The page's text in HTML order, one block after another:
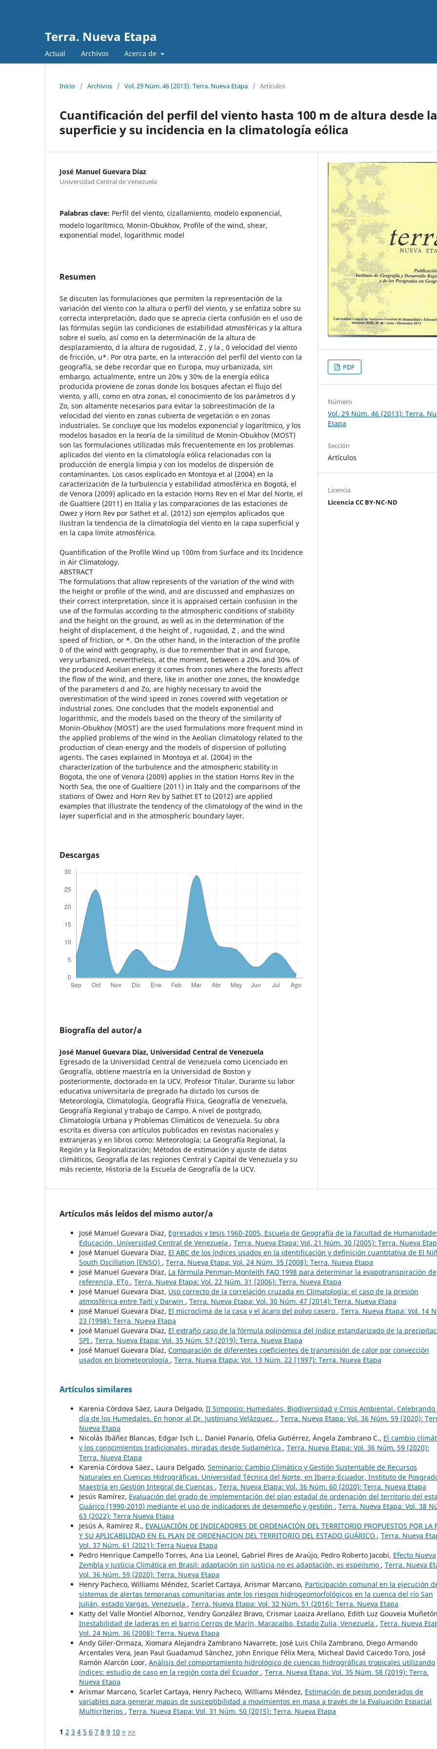
Terra. Nueva Etapa
Actual Archivos Acerca de
Inicio / Archivos / Vol. 29 Núm. 46 (2013): Terra. Nueva Etapa / Artículos
Cuantificación del perfil del viento hasta 100 m de altura desde la
superficie y su incidencia en la climatología eólica
José Manuel Guevara Díaz
Universidad Central de Venezuela
Palabras clave: Perfil del viento, cizallamiento, modelo exponencial,
modelo logarítmico, Monin-Obukhov, Profile of the wind, shear,
exponential model, logarithmic model
Resumen
Se discuten las formulaciones que permiten la representación de la
variación del viento con la altura o perfil del viento, y se enfatiza sobre su
correcta interpretación, dado que se aprecia cierta confusión en el uso de
las fórmulas según las condiciones de estabilidad atmosféricas y la altura
sobre el suelo, así como en la determinación de la altura de
desplazamiento, d la altura de rugosidad, Z , y la , 0 velocidad del viento
de fricción, u*. Por otra parte, en la interacción del perfil del viento con la
geografía, se debe recordar que en Europa, muy urbanizada, sin
embargo, actualmente, entre un 20% y 30% de la energía eólica
producida proviene de zonas donde los bosques afectan el flujo del
viento, y allí, como en otra zonas, el conocimiento de los parámetros d y
Zo, son altamente necesarios para evitar la sobreestimación de la
velocidad del viento en zonas cubierta de vegetación o en zonas
industriales. Se concluye que los modelos exponencial y logarítmico, y los
modelos basados en la teoría de la similitud de Monin-Obukhov (MOST)
son las formulaciones utilizadas más frecuentemente en los problemas
aplicados del viento en la climatología eólica relacionadas con la
producción de energía limpia y con los modelos de dispersión de
contaminantes. Los casos explicado en Montoya et al (2004) en la
caracterización de la turbulencia y estabilidad atmosférica en Bogotá, el
de Venora (2009) aplicado en la estación Horns Rev en el Mar del Norte, el
de Gualtiere (2011) en Italia y las comparaciones de las estaciones de
Owez y Horn Rev por Sathet et al. (2012) son ejemplos aplicados que
ilustran la tendencia de la climatología del viento en la capa superficial y
en la capa límite atmosférica.
Quantification of the Profile Wind up 100m from Surface and its Incidence
in Air Climatology.
ABSTRACT
The formulations that allow represents of the variation of the wind with
the height or profile of the wind, and are discussed and emphasizes on
their correct interpretation, since it is appraised certain confusion in the
use of the formulas according to the atmospheric conditions of stability
and the height on the ground, as well as in the determination of the
height of displacement, d the height of , rugosidad, Z , and the wind
speed of friction, or *. On the other hand, in the interaction of the profile
0 of the wind with geography, is due to remember that in and Europe,
very urbanized, nevertheless, at the moment, between a 20% and 30% of
the produced Aeolian energy it comes from zones where the forests affect
the flow of the wind, and there, like in another one zones, the knowledge
of the parameters d and Zo, are highly necessary to avoid the
overestimation of the wind speed in zones covered with vegetation or
industrial zones. One concludes that the models exponential and
logarithmic, and the models based on the theory of the similarity of
Monin-Obukhov (MOST) are the used formulations more frequent mind in
the applied problems of the wind in the Aeolian climatology related to the
production of clean energy and the models of dispersion of polluting
agents. The cases explained in Montoya et al. (2004) in the
characterization of the turbulence and the atmospheric stability in
Bogota, the one of Venora (2009) applies in the station Horns Rev in the
North Sea, the one of Gualtiere (2011) in Italy and the comparisons of the
stations of Owez and Horn Rev by Sathet ET to (2012) are applied
examples that illustrate the tendency of the climatology of the wind in the
layer superficial and in the atmospheric boundary layer.
Descargas
Biografía del autor/a
José Manuel Guevara Díaz, Universidad Central de Venezuela
Egresado de la Universidad Central de Venezuela como Licenciado en
Geografía, obtiene maestría en la Universidad de Boston y
posteriormente, doctorado en la UCV. Profesor Titular. Durante su labor
educativa universitaria de pregrado ha dictado los cursos de
Meteorología, Climatología, Geografía Física, Geografía de Venezuela,
Geografía Regional y trabajo de Campo. A nivel de postgrado,
Climatología Urbana y Problemas Climáticos de Venezuela. Su obra
escrita es diversa con artículos publicados en revistas nacionales y
extranjeras y en libros como: Meteorología; La Geografía Regional, la
Región y la Regionalización; Métodos de estimación y ajuste de datos
climáticos, Geografía de las regiones Central y Capital de Venezuela y su
más reciente, Historia de la Escuela de Geografía de la UCV.
PDF
Número
Vol. 29 Núm. 46 (2013): Terra.
Etapa
Sección
Artículos
Licencia
Licencia CC BY-NC-ND
Artículos más leídos del mismo autor/a
José Manuel Guevara Díaz, Egresados y tesis 1960-2005, Escuela de Geografía de la Facultad de
Educación, Universidad Central de Venezuela , Terra. Nueva Etapa: Vol. 21 Núm. 30 (2005): Terra. Nueva
José Manuel Guevara Díaz, El ABC de los índices usados en la identificación y definición cuantitativa de El
South Oscillation (ENSO) , Terra. Nueva Etapa: Vol. 24 Núm. 35 (2008): Terra. Nueva Etapa
José Manuel Guevara Díaz, La fórmula Penman-Monteith FAO 1998 para determinar la evapotranspiración de
referencia, ETo , Terra. Nueva Etapa: Vol. 22 Núm. 31 (2006): Terra. Nueva Etapa
José Manuel Guevara Díaz, Uso correcto de la correlación cruzada en Climatología: el caso de la presión
atmosférica entre Taití y Darwin , Terra. Nueva Etapa: Vol. 30 Núm. 47 (2014): Terra. Nueva Etapa
José Manuel Guevara Díaz, El microclima de la casa y el ácaro del polvo casero , Terra. Nueva Etapa: Vol. 14
23 (1998): Terra. Nueva Etapa
José Manuel Guevara Díaz, El extraño caso de la fórmula polinómica del índice estandarizado de la
SPI , Terra. Nueva Etapa: Vol. 35 Núm. 57 (2019): Terra. Nueva Etapa
José Manuel Guevara Díaz, Comparación de diferentes coeficientes de transmisión de calor por convección
usados en biometeorología , Terra. Nueva Etapa: Vol. 13 Núm. 22 (1997): Terra. Nueva Etapa
Artículos similares
Karenia Córdova Sáez, Laura Delgado, II Simposio: Humedales, Biodiversidad y Crisis Ambiental. Celebrando
día de los Humedales. En honor al Dr. Justiniano Velázquez. , Terra. Nueva Etapa: Vol. 36 Núm. 59 (2020):
Nueva Etapa
Nicolás Ibáñez Blancas, Edgar Isch L., Daniel Panario, Ofelia Gutiérrez, Ángela Zambrano C., El cambio
y los conocimientos tradicionales, miradas desde Sudamérica , Terra. Nueva Etapa: Vol. 36 Núm. 59 (2020):
Terra. Nueva Etapa
Karenia Córdova Sáez., Laura Delgado, Seminario: Cambio Climático y Gestión Sustentable de Recursos
Naturales en Cuencas Hidrográficas. Universidad Técnica del Norte, en Ibarra-Ecuador, Instituto de
Maestría en Gestión Integral de Cuencas , Terra. Nueva Etapa: Vol. 36 Núm. 60 (2020): Terra. Nueva Etapa
Jesús Ramírez, Evaluación del grado de implementación del plan estadal de ordenación del territorio del
Guárico (1990-2010) mediante el uso de indicadores de desempeño y gestión , Terra. Nueva Etapa: Vol. 38
63 (2022): Terra Nueva Etapa
Jesús A. Ramírez R., EVALUACIÓN DE INDICADORES DE ORDENACIÓN DEL TERRITORIO PROPUESTOS POR LA
Y SU APLICABILIDAD EN EL PLAN DE ORDENACION DEL TERRITORIO DEL ESTADO GUÁRICO , Terra. Nueva
Vol. 37 Núm. 61 (2021): Terra Nueva Etapa
Pedro Henrique Campello Torres, Ana Lia Leonel, Gabriel Pires de Araújo, Pedro Roberto Jacobi, Efecto Nueva
Zembla y Justicia Climática en Brasil: adaptación sin justicia no es adaptación, es espejismo , Terra. Nueva
Vol. 36 Núm. 59 (2020): Terra. Nueva Etapa
Henry Pacheco, Williams Méndez, Scarlet Cartaya, Arismar Marcano, Participación comunal en la ejecución
sistemas de alertas tempranas comunitarias ante los riesgos hidrogeomorfológicos en la cuenca del río San
Julián, estado Vargas. Venezuela , Terra. Nueva Etapa: Vol. 32 Núm. 51 (2016): Terra. Nueva Etapa
Katty del Valle Montiel Albornoz, Yendry González Bravo, Crismar Loaiza Arellano, Edith Luz Gouveia
Inestabilidad de laderas en el barrio Cerros de Marín, Maracaibo, Estado Zulia, Venezuela , Terra. Nueva
Vol. 24 Núm. 36 (2008): Terra. Nueva Etapa
Andy Giler-Ormaza, Xiomara Alejandra Zambrano Navarrete, José Luis Chila Zambrano, Diego Armando
Arcentales Vera, Jean Paul Guadamud Sánchez, John Enrique Félix Mera, Micheal David Caicedo Toro, José
Ramón Alarcón Loor, Análisis del comportamiento hidrológico de cuencas hidrográficas tropicales utilizando
índices: estudio de caso en la región costa del Ecuador , Terra. Nueva Etapa: Vol. 35 Núm. 58 (2019): Terra.
Nueva Etapa
Arismar Marcano, Scarlet Cartaya, Henry Pacheco, Williams Méndez, Estimación de pesos ponderados de
variables para generar mapas de susceptibilidad a movimientos en masa a través de la Evaluación Espacial
Multicriterios , Terra. Nueva Etapa: Vol. 31 Núm. 50 (2015): Terra. Nueva Etapa
1 2 3 4 5 6 7 8 9 10 > >>